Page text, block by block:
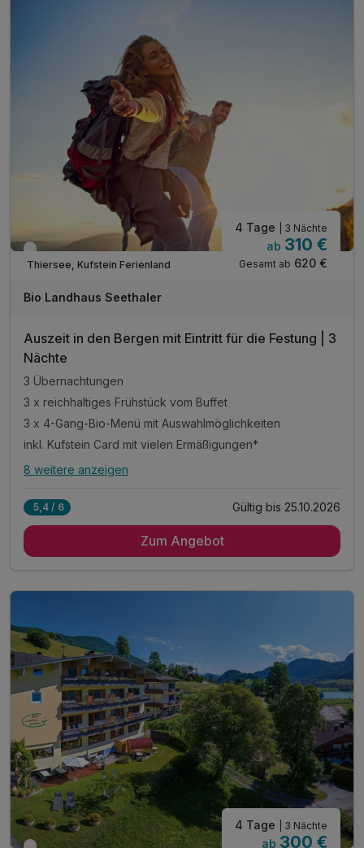
inkl. Leih - Stöcke zum Nordic Walking
inkl. Wanderkarte von der Umgebung
inkl. kostenlose Parkplätze & W-LAN Nutzung
Tipp: Wandern auf 700 - 2000 Meereshöhe
Tipp: Glasmacherkunst in der Schauhütte bei Riedel
Nur noch bis Oktober
Thiersee, Kufstein Ferienland
4 Tage | 3 Nächte
ab 310 €
Gesamt ab 620 €
Bio Landhaus Seethaler
Auszeit in den Bergen mit Eintritt für die Festung | 3
Nächte
3 Übernachtungen
3 x reichhaltiges Frühstück vom Buffet
3 x 4-Gang-Bio-Menü mit Auswahlmöglichkeiten
inkl. Kufstein Card mit vielen Ermäßigungen*
Alle Inklusivleistungen
3 x reichhaltiges Frühstück vom Buffet
inkl. Berg und Talfahrt Sessellift Zahmer Kaiser
inkl. Sauna, Dampfbad & Ruheraum
inkl. Infrarotkabine
inkl. kostenloser Parkplatz & W-LAN Nutzung
Tipp: Massagen & Wellnessbehandlungen im Haus
Tipp: herrliches Wander-Gebiet 700-2000 Meereshöhe
Tipp: Glasmacherkunst in der Schauhütte bei Riedel
8 weitere anzeigen
5,4 / 6 Gültig bis 25.10.2026
Zum Angebot
4 Tage | 3 Nächte
ab 300 €